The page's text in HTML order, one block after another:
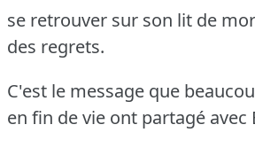
se retrouver sur son lit de
des regrets.
C'est le message que
en fin de vie ont partagé avec